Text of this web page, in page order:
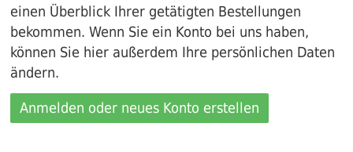
einen Überblick Ihrer getätigten Bestellungen
bekommen. Wenn Sie ein Konto bei uns haben,
können Sie hier außerdem Ihre persönlichen Daten
ändern.
Anmelden oder neues Konto erstellen